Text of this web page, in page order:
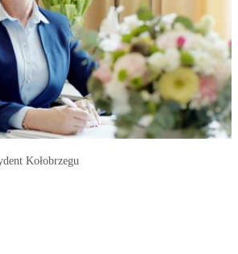
Kołobrzegu